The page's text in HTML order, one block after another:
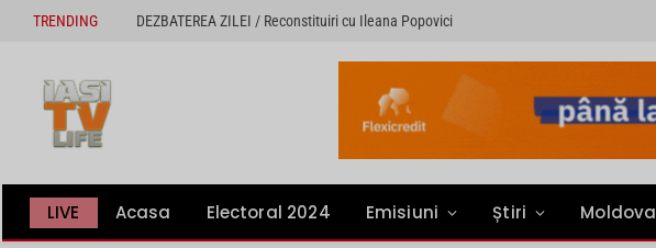
TRENDING DEZBATEREA ZILEI / Reconstituiri cu Ileana Popovici
LIVE Acasa Electoral 2024 Emisiuni Știri Moldova